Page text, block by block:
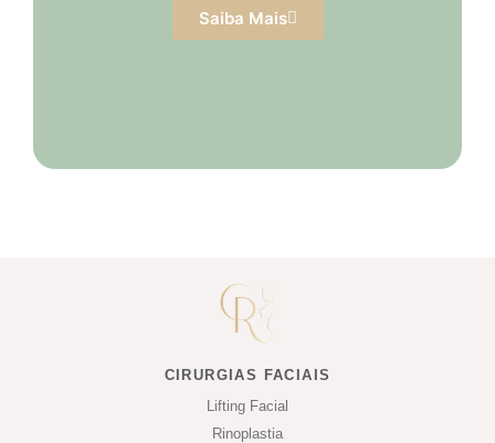
Saiba Mais
CIRURGIAS FACIAIS
Lifting Facial
Rinoplastia